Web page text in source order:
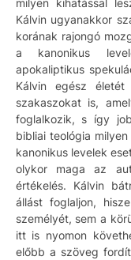
Kálvin ugyanakkor
korának rajongó
a kanonikus
apokaliptikus
Kálvin egész
szakaszokat is,
foglalkozik, s így
bibliai teológia
kanonikus levelek
olykor maga az
értékelés. Kálvin
állást foglaljon,
személyét, sem a
itt is nyomon
előbb a szöveg